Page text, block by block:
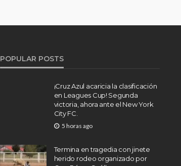
POPULAR POSTS
¡Cruz Azul acaricia la clasificación
en Leagues Cup! Segunda
victoria, ahora ante el New York
City FC.
5 horas ago
Termina en tragedia con jinete
herido rodeo organizado por